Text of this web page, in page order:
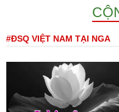
#ĐSQ VIỆT NAM TẠI NGA